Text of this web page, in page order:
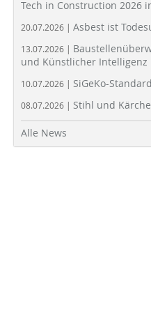
Tech in Construction 2026
20.07.2026 | Asbest ist
13.07.2026 |
und Künstlicher Intelligenz
10.07.2026 | SiGeKo-
08.07.2026 | Stihl und
Alle News